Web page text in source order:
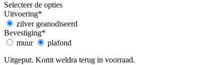
Selecteer de opties
Uitvoering*
zilver geanodiseerd
Bevestiging*
muur
plafond
Uitgeput. Komt weldra terug in voorraad.